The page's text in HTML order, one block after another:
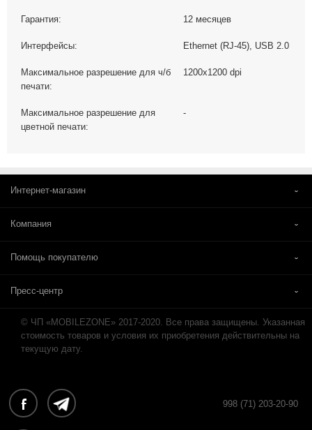
Гарантия: 12 месяцев
Интерфейсы: Ethernet (RJ-45), USB 2.0
Максимальное разрешение для ч/б
печати:
1200х1200 dpi
Максимальное разрешение для
цветной печати:
-
Интернет-магазин
Компания
Помощь покупателю
Пресс-центр
© ЧП «MOBILEZONE» 2017-2020. Все права защищены. Указанная
стоимость товаров и условия их приобретения действительны на
текущую дату.
998 (71) 203-20-90